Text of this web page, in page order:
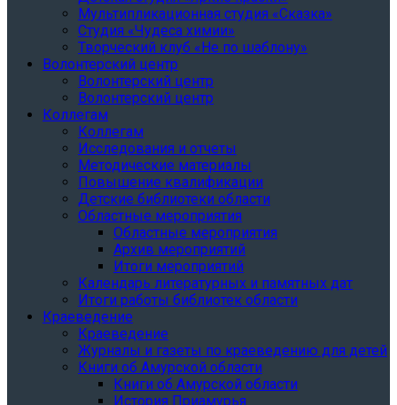
Мультипликационная студия «Сказка»
Студия «Чудеса химии»
Творческий клуб «Не по шаблону»
Волонтерский центр
Волонтерский центр
Волонтерский центр
Коллегам
Коллегам
Исследования и отчеты
Методические материалы
Повышение квалификации
Детские библиотеки области
Областные мероприятия
Областные мероприятия
Архив мероприятий
Итоги мероприятий
Календарь литературных и памятных дат
Итоги работы библиотек области
Краеведение
Краеведение
Журналы и газеты по краеведению для детей
Книги об Амурской области
Книги об Амурской области
История Приамурья